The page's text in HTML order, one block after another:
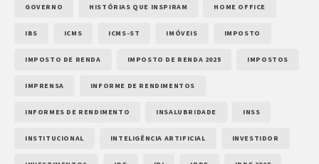
GOVERNO HISTÓRIAS QUE INSPIRAM HOME OFFICE
IBS ICMS ICMS-ST IMÓVEIS IMPOSTO
IMPOSTO DE RENDA IMPOSTO DE RENDA 2025 IMPOSTOS
IMPRENSA INFORME DE RENDIMENTOS
INFORMES DE RENDIMENTO INSALUBRIDADE INSS
INSTITUCIONAL INTELIGÊNCIA ARTIFICIAL INVESTIDOR